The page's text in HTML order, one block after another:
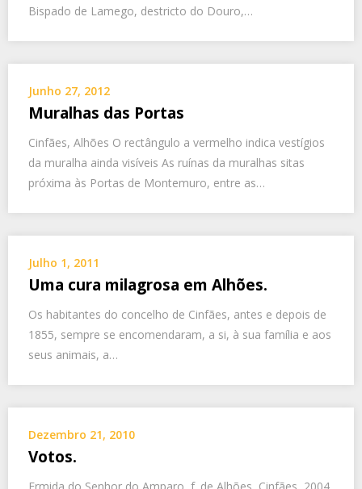
Bispado de Lamego, destricto do Douro,…
Junho 27, 2012
Muralhas das Portas
Cinfães, Alhões O rectângulo a vermelho indica vestígios
da muralha ainda visíveis As ruínas da muralhas sitas
próxima às Portas de Montemuro, entre as…
Julho 1, 2011
Uma cura milagrosa em Alhões.
Os habitantes do concelho de Cinfães, antes e depois de
1855, sempre se encomendaram, a si, à sua família e aos
seus animais, a…
Dezembro 21, 2010
Votos.